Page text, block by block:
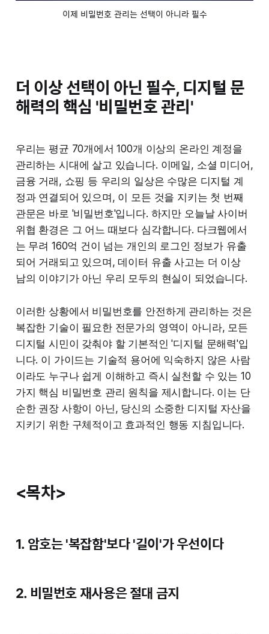
이제 비밀번호 관리는 선택이 아니라 필수
더 이상 선택이 아닌 필수, 디지털 문
해력의 핵심 '비밀번호 관리'
우리는 평균 70개에서 100개 이상의 온라인 계정을
관리하는 시대에 살고 있습니다. 이메일, 소셜 미디어,
금융 거래, 쇼핑 등 우리의 일상은 수많은 디지털 계
정과 연결되어 있으며, 이 모든 것을 지키는 첫 번째
관문은 바로 '비밀번호'입니다. 하지만 오늘날 사이버
위협 환경은 그 어느 때보다 심각합니다. 다크웹에서
는 무려 160억 건이 넘는 개인의 로그인 정보가 유출
되어 거래되고 있으며, 데이터 유출 사고는 더 이상
남의 이야기가 아닌 우리 모두의 현실이 되었습니다.
이러한 상황에서 비밀번호를 안전하게 관리하는 것은
복잡한 기술이 필요한 전문가의 영역이 아니라, 모든
디지털 시민이 갖춰야 할 기본적인 '디지털 문해력'입
니다. 이 가이드는 기술적 용어에 익숙하지 않은 사람
이라도 누구나 쉽게 이해하고 즉시 실천할 수 있는 10
가지 핵심 비밀번호 관리 원칙을 제시합니다. 이는 단
순한 권장 사항이 아닌, 당신의 소중한 디지털 자산을
지키기 위한 구체적이고 효과적인 행동 지침입니다.
<목차>
1. 암호는 '복잡함'보다 '길이'가 우선이다
2. 비밀번호 재사용은 절대 금지